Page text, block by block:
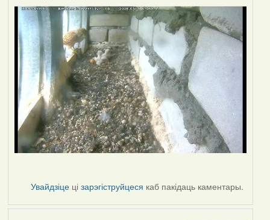
Увайдзіце цізарэгіструйцеся каб пакідаць каментары.